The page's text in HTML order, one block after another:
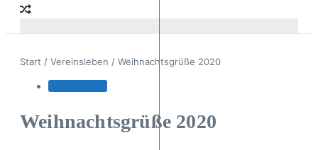
Start / Vereinsleben / Weihnachtsgrüße 2020
Weihnachtsgrüße 2020